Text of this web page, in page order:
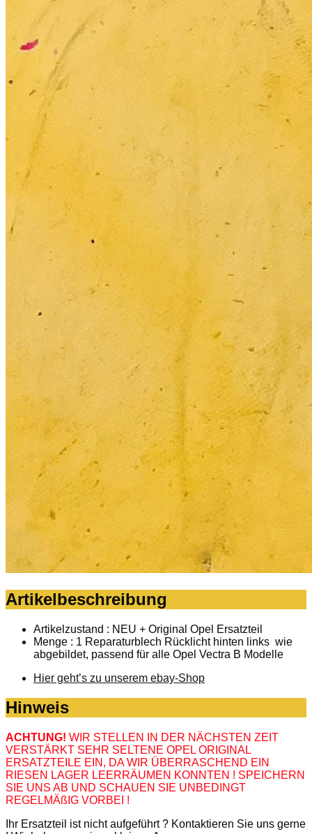
Artikelbeschreibung
Artikelzustand : NEU + Original Opel Ersatzteil
Menge : 1 Reparaturblech Rücklicht hinten links wie
abgebildet, passend für alle Opel Vectra B Modelle
Hier geht’s zu unserem ebay-Shop
Hinweis
ACHTUNG! WIR STELLEN IN DER NÄCHSTEN ZEIT
VERSTÄRKT SEHR SELTENE OPEL ORIGINAL
ERSATZTEILE EIN, DA WIR ÜBERRASCHEND EIN
RIESEN LAGER LEERRÄUMEN KONNTEN ! SPEICHERN
SIE UNS AB UND SCHAUEN SIE UNBEDINGT
REGELMÄßIG VORBEI !
Ihr Ersatzteil ist nicht aufgeführt ? Kontaktieren Sie uns gerne